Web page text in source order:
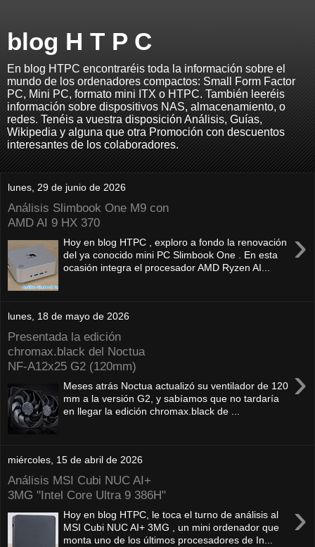
blog H T P C
En blog HTPC encontraréis toda la información sobre el
mundo de los ordenadores compactos: Small Form Factor
PC, Mini PC, formato mini ITX o HTPC. También leeréis
información sobre dispositivos NAS, almacenamiento, o
redes. Tenéis a vuestra disposición Análisis, Guías,
Wikipedia y alguna que otra Promoción con descuentos
interesantes de los colaboradores.
lunes, 29 de junio de 2026
Análisis Slimbook One M9 con
AMD AI 9 HX 370
›
Hoy en blog HTPC , exploro a fondo la renovación
del ya conocido mini PC Slimbook One . En esta
ocasión integra el procesador AMD Ryzen AI...
lunes, 18 de mayo de 2026
Presentada la edición
chromax.black del Noctua
NF‑A12x25 G2 (120mm)
›
Meses atrás Noctua actualizó su ventilador de 120
mm a la versión G2, y sabíamos que no tardaría
en llegar la edición chromax.black de ...
miércoles, 15 de abril de 2026
Análisis MSI Cubi NUC AI+
3MG "Intel Core Ultra 9 386H"
›
Hoy en blog HTPC, le toca el turno de análisis al
MSI Cubi NUC AI+ 3MG , un mini ordenador que
monta uno de los últimos procesadores de In...